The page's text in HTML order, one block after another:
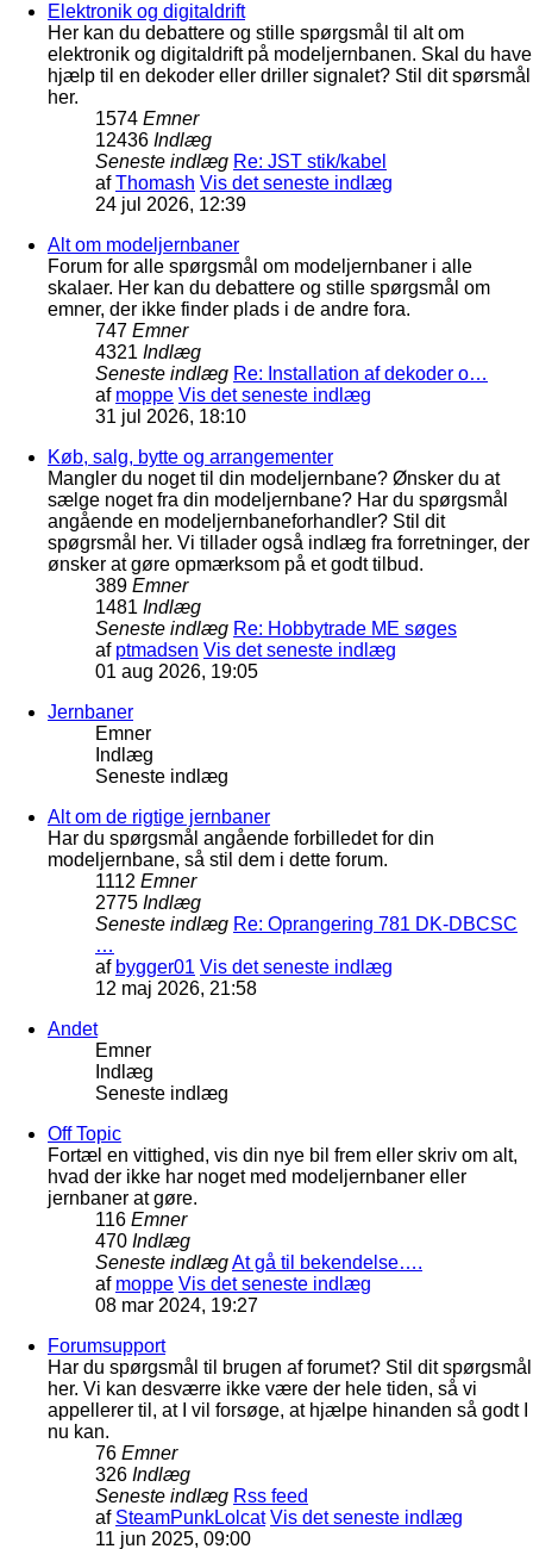
Elektronik og digitaldrift
Her kan du debattere og stille spørgsmål til alt om
elektronik og digitaldrift på modeljernbanen. Skal du have
hjælp til en dekoder eller driller signalet? Stil dit spørsmål
her.
1574 Emner
12436 Indlæg
Seneste indlæg Re: JST stik/kabel
afThomash Vis det seneste indlæg
24 jul 2026, 12:39
Alt om modeljernbaner
Forum for alle spørgsmål om modeljernbaner i alle
skalaer. Her kan du debattere og stille spørgsmål om
emner, der ikke finder plads i de andre fora.
747 Emner
4321 Indlæg
Seneste indlæg Re: Installation af dekoder o…
af moppe Vis det seneste indlæg
31 jul 2026, 18:10
Køb, salg, bytte og arrangementer
Mangler du noget til din modeljernbane? Ønsker du at
sælge noget fra din modeljernbane? Har du spørgsmål
angående en modeljernbaneforhandler? Stil dit
spøgrsmål her. Vi tillader også indlæg fra forretninger, der
ønsker at gøre opmærksom på et godt tilbud.
389 Emner
1481 Indlæg
Seneste indlæg Re: Hobbytrade ME søges
af ptmadsen Vis det seneste indlæg
01 aug 2026, 19:05
Jernbaner
Emner
Indlæg
Seneste indlæg
Alt om de rigtige jernbaner
Har du spørgsmål angående forbilledet for din
modeljernbane, så stil dem i dette forum.
1112 Emner
2775 Indlæg
Seneste indlæg Re: Oprangering 781 DK-DBCSC
…
af bygger01 Vis det seneste indlæg
12 maj 2026, 21:58
Andet
Emner
Indlæg
Seneste indlæg
Off Topic
Fortæl en vittighed, vis din nye bil frem eller skriv om alt,
hvad der ikke har noget med modeljernbaner eller
jernbaner at gøre.
116 Emner
470 Indlæg
Seneste indlægAt gå til bekendelse….
af moppe Vis det seneste indlæg
08 mar 2024, 19:27
Forumsupport
Har du spørgsmål til brugen af forumet? Stil dit spørgsmål
her. Vi kan desværre ikke være der hele tiden, så vi
appellerer til, at I vil forsøge, at hjælpe hinanden så godt I
nu kan.
76 Emner
326 Indlæg
Seneste indlæg Rss feed
af SteamPunkLolcat Vis det seneste indlæg
11 jun 2025, 09:00